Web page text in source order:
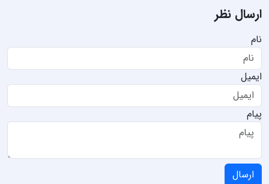
ارسال نظر
نام
ایمیل
پیام
ارسال